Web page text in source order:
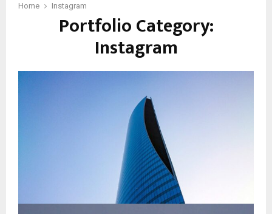
Home Instagram
Portfolio Category:
Instagram